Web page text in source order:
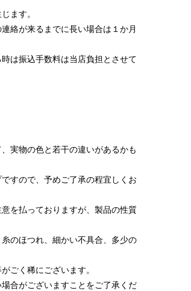
ます。
絡が来るまでに長い場合は１か月
は振込手数料は当店負担とさせて
実物の色と若干の違いがあるかも
すので、予めご了承の程宜しくお
を払っておりますが、製品の性質
のほつれ、細かい不具合、多少の
ごく稀にございます。
合がございますことをご了承くだ